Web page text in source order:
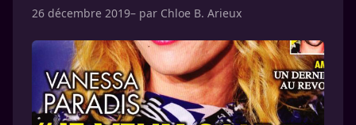
26 décembre 2019– par Chloe B. Arieux